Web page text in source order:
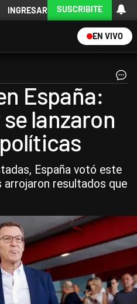
INGRESAR SUSCRIBITE
EN VIVO
España:
se lanzaron
España votó este
resultados que